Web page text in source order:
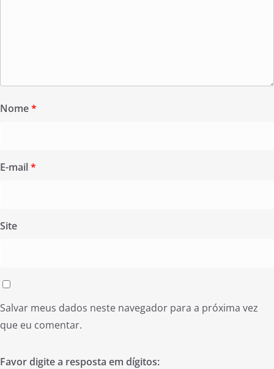
Nome*
E-mail*
Site
Salvar meus dados neste navegador para a próxima vez
que eu comentar.
Favor digite a resposta em dígitos: